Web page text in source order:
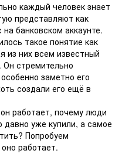
каждый человек знает
представляют как
банковском аккаунте.
такое понятие как
из них всем известный
Он стремительно
заметно его
создали его ещё в
работает, почему люди
давно уже купили, а самое
Попробуем
работает.